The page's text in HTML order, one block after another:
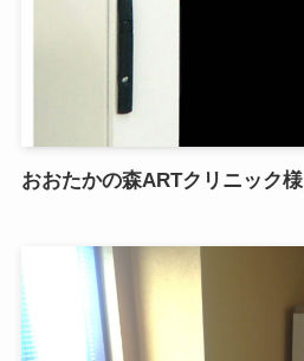
おおたかの森ARTクリニック様